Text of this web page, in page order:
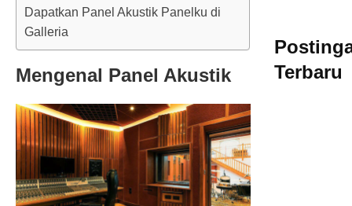
Dapatkan Panel Akustik Panelku di
Galleria
Mengenal Panel Akustik
Terbaru